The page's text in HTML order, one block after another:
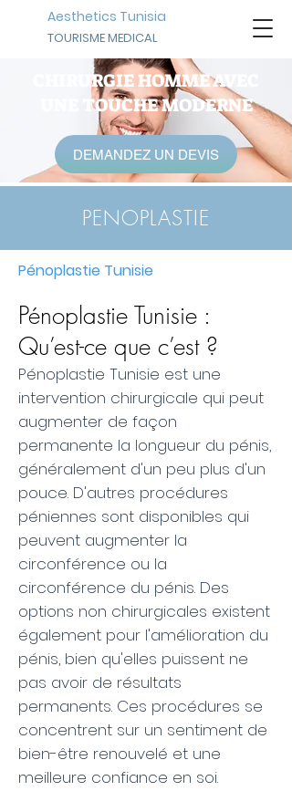
Aesthetics Tunisia
TOURISME MEDICAL
CHIRURGIE HOMME AVEC
UNE TOUCHE MODERNE
DEMANDEZ UN DEVIS
PENOPLASTIE
Pénoplastie Tunisie
Pénoplastie Tunisie :
Qu’est-ce que c’est ?
Pénoplastie Tunisie est une
intervention chirurgicale qui peut
augmenter de façon
permanente la longueur du pénis,
généralement d'un peu plus d'un
pouce. D'autres procédures
péniennes sont disponibles qui
peuvent augmenter la
circonférence ou la
circonférence du pénis. Des
options non chirurgicales existent
également pour l'amélioration du
pénis, bien qu'elles puissent ne
pas avoir de résultats
permanents. Ces procédures se
concentrent sur un sentiment de
bien-être renouvelé et une
meilleure confiance en soi.